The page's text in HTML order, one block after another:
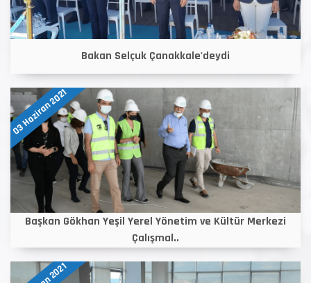
Bakan Selçuk Çanakkale'deydi
03 Haziran 2021
Başkan Gökhan Yeşil Yerel Yönetim ve Kültür Merkezi
Çalışmal..